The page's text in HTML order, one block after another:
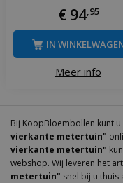
€ 94,95
Meer info
IN
Bij KoopBloembollen kunt u
vierkante metertuin"
vierkante metertuin"
webshop. Wij leveren het
metertuin" snel bij u thuis